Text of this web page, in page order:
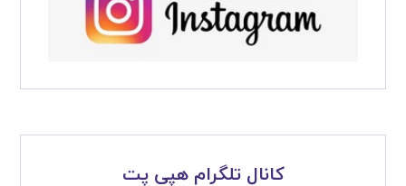
کانال تلگرام هپی پت